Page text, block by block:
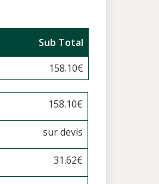
Sub Total
158.10€
158.10€
sur devis
31.62€